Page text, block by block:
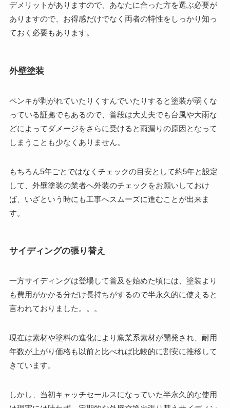
デメリットがありますので、あなたに合った方を選ぶ必要が
ありますので、お得感だけでなく両者の特性をしっかり知っ
ておく必要もあります。
外壁塗装
ペンキが剥がれていたりくすんでいたりすると塗装が弱くな
っている証拠でもあるので、普段は大丈夫でも台風や大雨な
どによってダメージをさらに受けると雨漏りの原因となって
しまうことも少なくありません。
もちろん5年ごとではなくチェックの目安として約5年と設定
して、外壁塗装の業者へ外装のチェックをお願いしておけ
ば、いざという時にも工事へスムーズに進むことが出来ま
す。
サイディングの張り替え
一方サイディングは登場して普及を始めた頃には、塗装より
も費用がかかる分だけ長持ちがするので半永久的に使えると
言われておりました。。。
現在は素材や塗料の進化により窯業系素材が開発され、耐用
年数が上がり価格も以前と比べれば比較的に割安に推移して
きています。
しかし、当初キャッチセールスになっていた半永久的な使用